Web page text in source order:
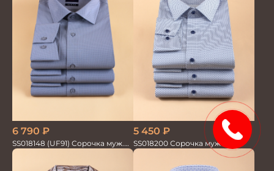
6 790 ₽
SS018148 (UF91) Сорочка муж.
дл. рук. GROSTYLE TRENDY
5 450 ₽
SS018200 Сорочка мужская
GROSTYLE PRIME
15%